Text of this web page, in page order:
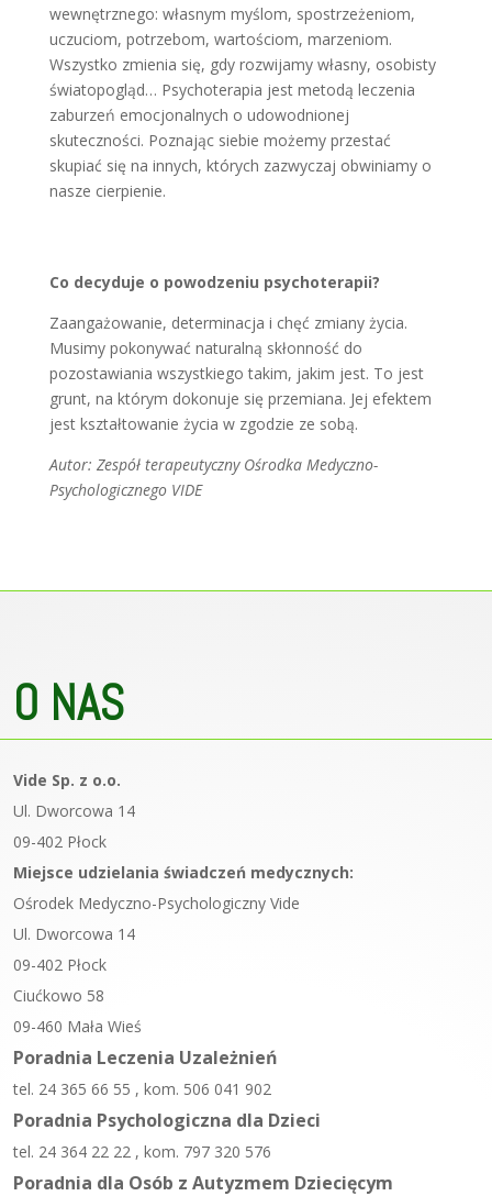
wewnętrznego: własnym myślom, spostrzeżeniom,
uczuciom, potrzebom, wartościom, marzeniom.
Wszystko zmienia się, gdy rozwijamy własny, osobisty
światopogląd… Psychoterapia jest metodą leczenia
zaburzeń emocjonalnych o udowodnionej
skuteczności. Poznając siebie możemy przestać
skupiać się na innych, których zazwyczaj obwiniamy o
nasze cierpienie.
Co decyduje o powodzeniu psychoterapii?
Zaangażowanie, determinacja i chęć zmiany życia.
Musimy pokonywać naturalną skłonność do
pozostawiania wszystkiego takim, jakim jest. To jest
grunt, na którym dokonuje się przemiana. Jej efektem
jest kształtowanie życia w zgodzie ze sobą.
Autor: Zespół terapeutyczny Ośrodka Medyczno-
Psychologicznego VIDE
O NAS
Vide Sp. z o.o.
Ul. Dworcowa 14
09-402 Płock
Miejsce udzielania świadczeń medycznych:
Ośrodek Medyczno-Psychologiczny Vide
Ul. Dworcowa 14
09-402 Płock
Ciućkowo 58
09-460 Mała Wieś
Poradnia Leczenia Uzależnień
tel. 24 365 66 55 , kom. 506 041 902
Poradnia Psychologiczna dla Dzieci
tel. 24 364 22 22 , kom. 797 320 576
Poradnia dla Osób z Autyzmem Dziecięcym